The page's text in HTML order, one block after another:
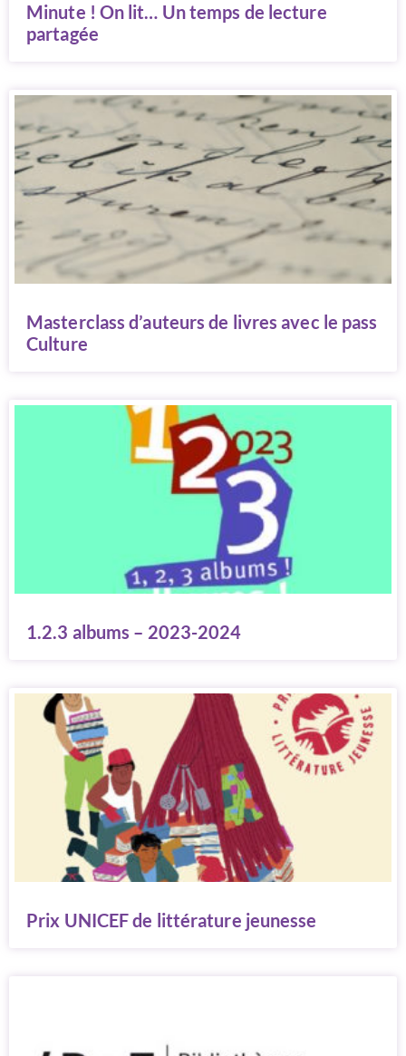
Minute ! On lit… Un temps de lecture
partagée
Masterclass d’auteurs de livres avec le pass
Culture
1.2.3 albums – 2023-2024
Prix UNICEF de littérature jeunesse